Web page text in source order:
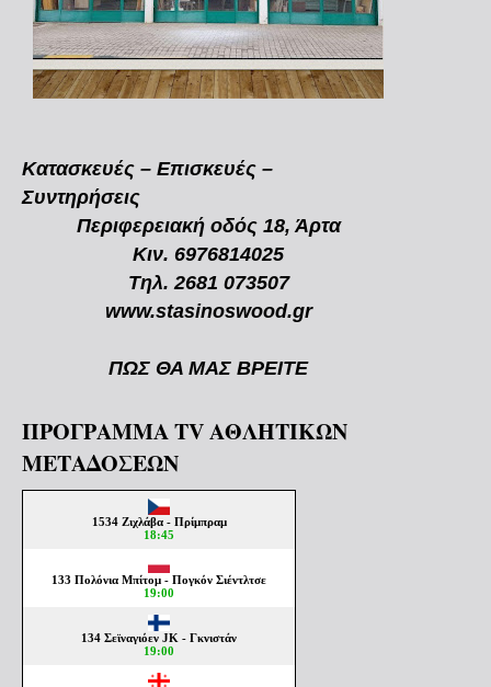
Κατασκευές – Επισκευές –
Συντηρήσεις
Περιφερειακή οδός 18, Άρτα
Κιν. 6976814025
Τηλ. 2681 073507
www.stasinoswood.gr
ΠΩΣ ΘΑ ΜΑΣ ΒΡΕΙΤΕ
ΠΡΟΓΡΑΜΜΑ TV ΑΘΛΗΤΙΚΩΝ
ΜΕΤΑΔΟΣΕΩΝ